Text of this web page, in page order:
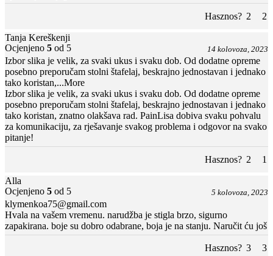
Hasznos? 2 2
Tanja Kereškenji
Ocjenjeno 5 od 5 14 kolovoza, 2023
Izbor slika je velik, za svaki ukus i svaku dob. Od dodatne opreme
posebno preporučam stolni štafelaj, beskrajno jednostavan i jednako
tako koristan,...More
Izbor slika je velik, za svaki ukus i svaku dob. Od dodatne opreme
posebno preporučam stolni štafelaj, beskrajno jednostavan i jednako
tako koristan, znatno olakšava rad. PainLisa dobiva svaku pohvalu
za komunikaciju, za rješavanje svakog problema i odgovor na svako
pitanje!
Hasznos? 2 1
Alla
Ocjenjeno 5 od 5 5 kolovoza, 2023
klymenkoa75@gmail.com
Hvala na vašem vremenu. narudžba je stigla brzo, sigurno
zapakirana. boje su dobro odabrane, boja je na stanju. Naručit ću još
Hasznos? 3 3